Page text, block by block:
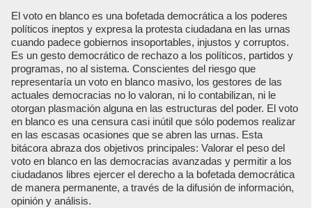
El voto en blanco es una bofetada democrática a los poderes
políticos ineptos y expresa la protesta ciudadana en las urnas
cuando padece gobiernos insoportables, injustos y corruptos.
Es un gesto democrático de rechazo a los políticos, partidos y
programas, no al sistema. Conscientes del riesgo que
representaría un voto en blanco masivo, los gestores de las
actuales democracias no lo valoran, ni lo contabilizan, ni le
otorgan plasmación alguna en las estructuras del poder. El voto
en blanco es una censura casi inútil que sólo podemos realizar
en las escasas ocasiones que se abren las urnas. Esta
bitácora abraza dos objetivos principales: Valorar el peso del
voto en blanco en las democracias avanzadas y permitir a los
ciudadanos libres ejercer el derecho a la bofetada democrática
de manera permanente, a través de la difusión de información,
opinión y análisis.